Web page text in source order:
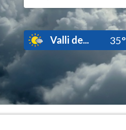
Valli de... 35°